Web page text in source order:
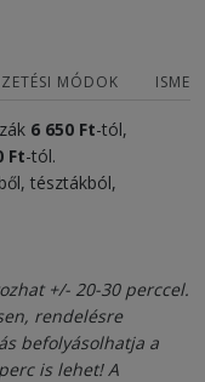
MÓDOK
6 650 Ft-tól,
Ft-tól.
tésztákból,
+/- 20-30 perccel.
rendelésre
befolyásolhatja a
is lehet! A